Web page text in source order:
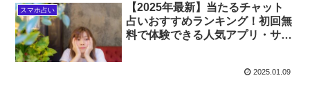
スマホ占い
【2025年最新】当たるチャット
占いおすすめランキング！初回無
料で体験できる人気アプリ・サイ
2025.01.09